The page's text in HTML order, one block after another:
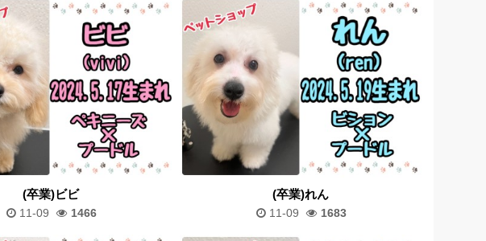
(卒業)ビビ
11-09 1466
(卒業)れん
11-09 1683